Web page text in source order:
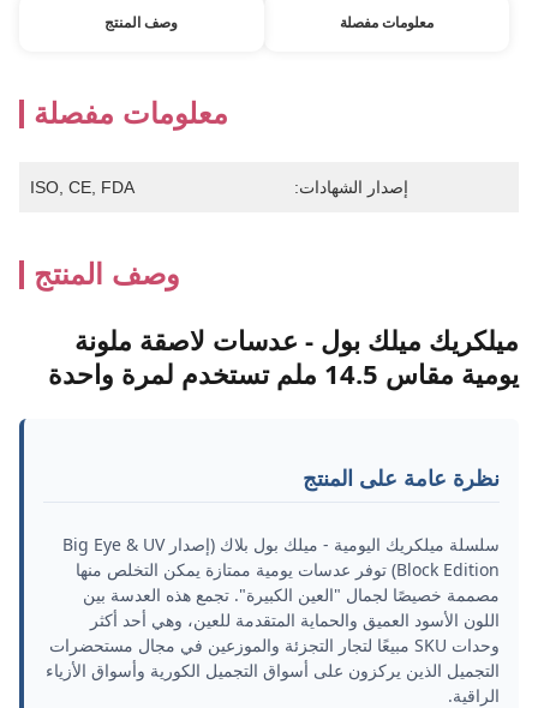
معلومات مفصلة وصف المنتج
معلومات مفصلة
إصدار الشهادات: ISO, CE, FDA
وصف المنتج
ميلكريك ميلك بول - عدسات لاصقة ملونة
يومية مقاس 14.5 ملم تستخدم لمرة واحدة
نظرة عامة على المنتج
سلسلة ميلكريك اليومية - ميلك بول بلاك (إصدار Big Eye & UV
Block Edition) توفر عدسات يومية ممتازة يمكن التخلص منها
مصممة خصيصًا لجمال "العين الكبيرة". تجمع هذه العدسة بين
اللون الأسود العميق والحماية المتقدمة للعين، وهي أحد أكثر
وحدات SKU مبيعًا لتجار التجزئة والموزعين في مجال مستحضرات
التجميل الذين يركزون على أسواق التجميل الكورية وأسواق الأزياء
الراقية.